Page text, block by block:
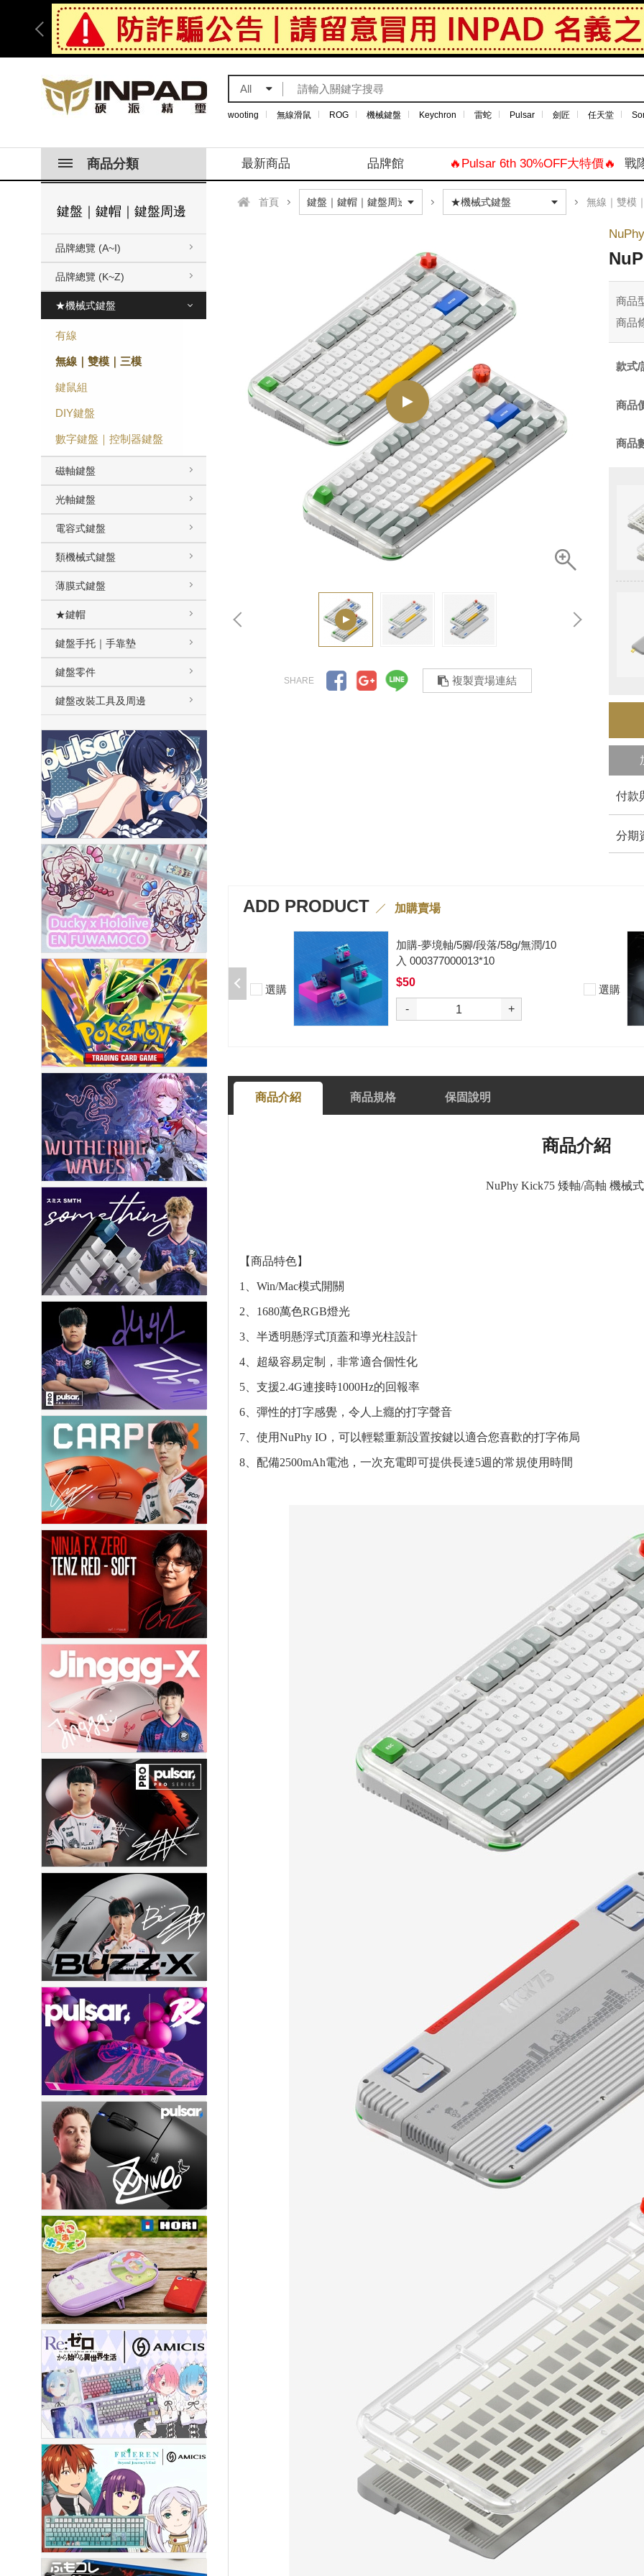
All
wooting 無線滑鼠 ROG 機械鍵盤 Keychron 雷蛇 Pulsar 劍匠 任天堂
商品分類 最新商品 品牌館 🔥Pulsar 6th 30%OFF大特價🔥 戰
鍵盤｜鍵帽｜鍵盤周邊
品牌總覽 (A~I)
品牌總覽 (K~Z)
★機械式鍵盤
有線
無線｜雙模｜三模
鍵鼠組
DIY鍵盤
數字鍵盤｜控制器鍵盤
磁軸鍵盤
光軸鍵盤
電容式鍵盤
類機械式鍵盤
薄膜式鍵盤
★鍵帽
鍵盤手托｜手靠墊
鍵盤零件
鍵盤改裝工具及周邊
首頁 無線｜雙模
複製賣場連結
NuPhy
商品
商品
款式/
商品
商品
付款
分期
ADD PRODUCT 加購賣場
加購-剪刀石頭布猜拳鍵帽一盒四
入000385000289
$199
- +
選購
加購-夢境軸/5腳/段落/58g/無潤/10
入 000377000013*10
$50
- +
選購
商品介紹 商品規格 保固說明
商品介紹
NuPhy Kick75 矮軸/高軸 機械
【商品特色】
1、Win/Mac模式開關
2、1680萬色RGB燈光
3、半透明懸浮式頂蓋和導光柱設計
4、超級容易定制，非常適合個性化
5、支援2.4G連接時1000Hz的回報率
6、彈性的打字感覺，令人上癮的打字聲音
7、使用NuPhy IO，可以輕鬆重新設置按鍵以適合您喜歡的打字佈局
8、配備2500mAh電池，一次充電即可提供長達5週的常規使用時間